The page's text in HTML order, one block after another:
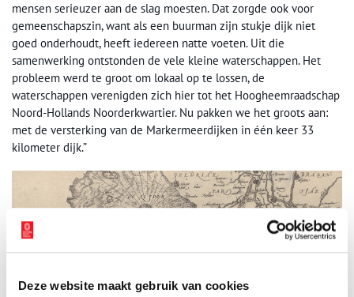
Deze website maakt gebruik van cookies
mensen serieuzer aan de slag moesten. Dat zorgde ook voor
gemeenschapszin, want als een buurman zijn stukje dijk niet
goed onderhoudt, heeft iedereen natte voeten. Uit die
samenwerking ontstonden de vele kleine waterschappen. Het
probleem werd te groot om lokaal op te lossen, de
waterschappen verenigden zich hier tot het Hoogheemraadschap
Noord-Hollands Noorderkwartier. Nu pakken we het groots aan:
met de versterking van de Markermeerdijken in één keer 33
kilometer dijk.”